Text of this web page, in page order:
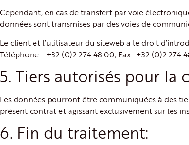
Cependant, en cas de transfert par voie
données sont transmises par des voies de
Le client et l’utilisateur du siteweb a le droit
Téléphone : +32 (0)2 274 48 00, Fax : +32 (0)2 274
5. Tiers autorisés pour
Les données pourront être communiquées à des
présent contrat et agissant exclusivement sur les
6. Fin du traitement: